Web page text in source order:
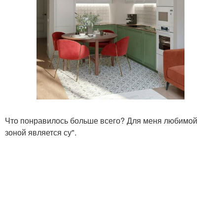
Что понравилось больше всего? Для меня любимой
зоной является су".